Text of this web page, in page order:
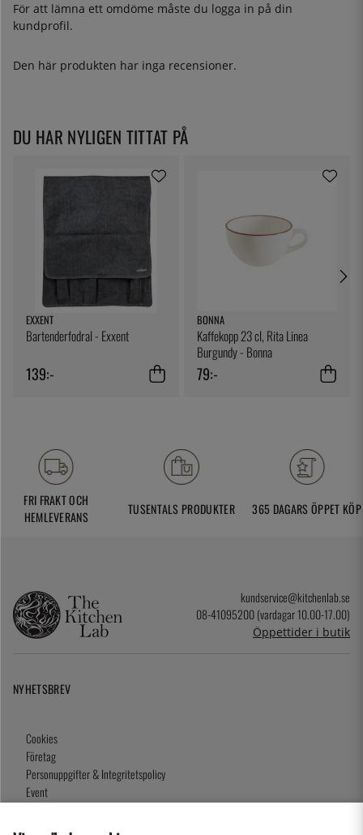
För att lämna ett omdöme måste du logga in på din
kundprofil.
Den här produkten har inga recensioner.
DU HAR NYLIGEN TITTAT PÅ
EXXENT
Bartenderfodral - Exxent
139:-
BONNA
Kaffekopp 23 cl, Rita Linea
Burgundy - Bonna
79:-
FRI FRAKT OCH
HEMLEVERANS
TUSENTALS PRODUKTER 365 DAGARS ÖPPET KÖP
kundservice@kitchenlab.se
08-41095200 (vardagar 10.00-17.00)
Öppettider i butik
NYHETSBREV
Cookies
Företag
Personuppgifter & Integritetspolicy
Event
Om oss